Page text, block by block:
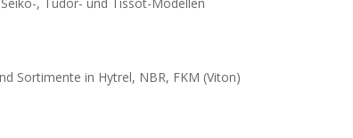
Sortimente in Hytrel, NBR, FKM (Viton)